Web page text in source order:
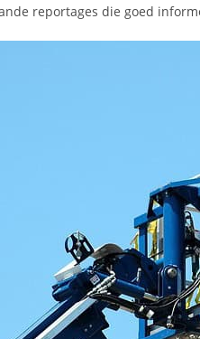
reportages die goed